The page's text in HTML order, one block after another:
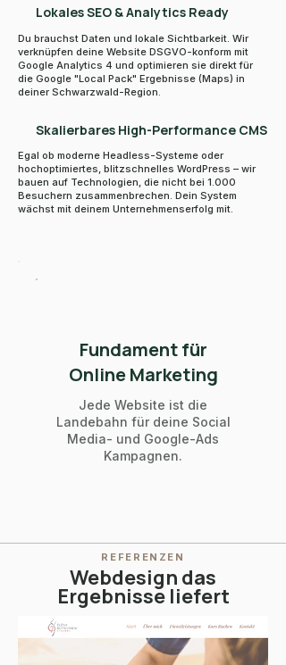
Lokales SEO & Analytics Ready
Du brauchst Daten und lokale Sichtbarkeit. Wir
verknüpfen deine Website DSGVO-konform mit
Google Analytics 4 und optimieren sie direkt für
die Google "Local Pack" Ergebnisse (Maps) in
deiner Schwarzwald-Region.
Skalierbares High-Performance CMS
Egal ob moderne Headless-Systeme oder
hochoptimiertes, blitzschnelles WordPress – wir
bauen auf Technologien, die nicht bei 1.000
Besuchern zusammenbrechen. Dein System
wächst mit deinem Unternehmenserfolg mit.
Fundament für
Online Marketing
Jede Website ist die
Landebahn für deine Social
Media- und Google-Ads
Kampagnen.
REFERENZEN
Webdesign das
Ergebnisse liefert